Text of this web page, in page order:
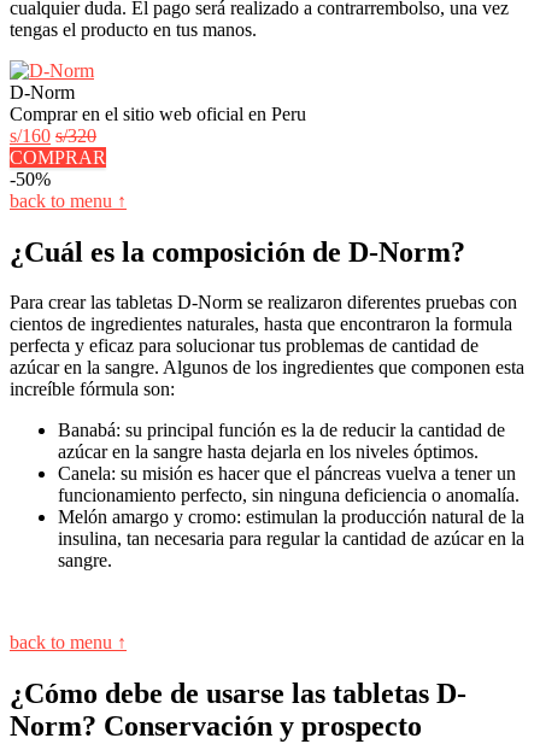
cualquier duda. El pago será realizado a contrarrembolso, una vez
tengas el producto en tus manos.
D-Norm
Comprar en el sitio web oficial en Peru
s/160 s/320
COMPRAR
-50%
back to menu ↑
¿Cuál es la composición de D-Norm?
Para crear las tabletas D-Norm se realizaron diferentes pruebas con
cientos de ingredientes naturales, hasta que encontraron la formula
perfecta y eficaz para solucionar tus problemas de cantidad de
azúcar en la sangre. Algunos de los ingredientes que componen esta
increíble fórmula son:
Banabá: su principal función es la de reducir la cantidad de
azúcar en la sangre hasta dejarla en los niveles óptimos.
Canela: su misión es hacer que el páncreas vuelva a tener un
funcionamiento perfecto, sin ninguna deficiencia o anomalía.
Melón amargo y cromo: estimulan la producción natural de la
insulina, tan necesaria para regular la cantidad de azúcar en la
sangre.
back to menu ↑
¿Cómo debe de usarse las tabletas D-
Norm? Conservación y prospecto